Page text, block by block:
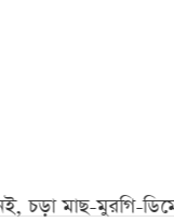
মুরগি-ডিমের দাম***